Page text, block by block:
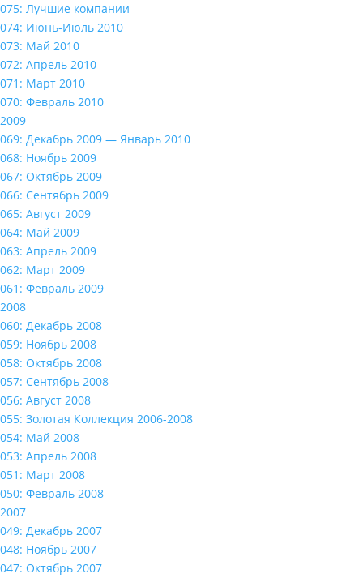
075: Лучшие компании
074: Июнь-Июль 2010
073: Май 2010
072: Апрель 2010
071: Март 2010
070: Февраль 2010
2009
069: Декабрь 2009 — Январь 2010
068: Ноябрь 2009
067: Октябрь 2009
066: Сентябрь 2009
065: Август 2009
064: Май 2009
063: Апрель 2009
062: Март 2009
061: Февраль 2009
2008
060: Декабрь 2008
059: Ноябрь 2008
058: Октябрь 2008
057: Сентябрь 2008
056: Август 2008
055: Золотая Коллекция 2006-2008
054: Май 2008
053: Апрель 2008
051: Март 2008
050: Февраль 2008
2007
049: Декабрь 2007
048: Ноябрь 2007
047: Октябрь 2007